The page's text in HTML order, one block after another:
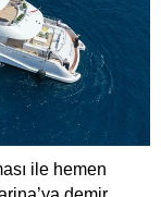
ile hemen